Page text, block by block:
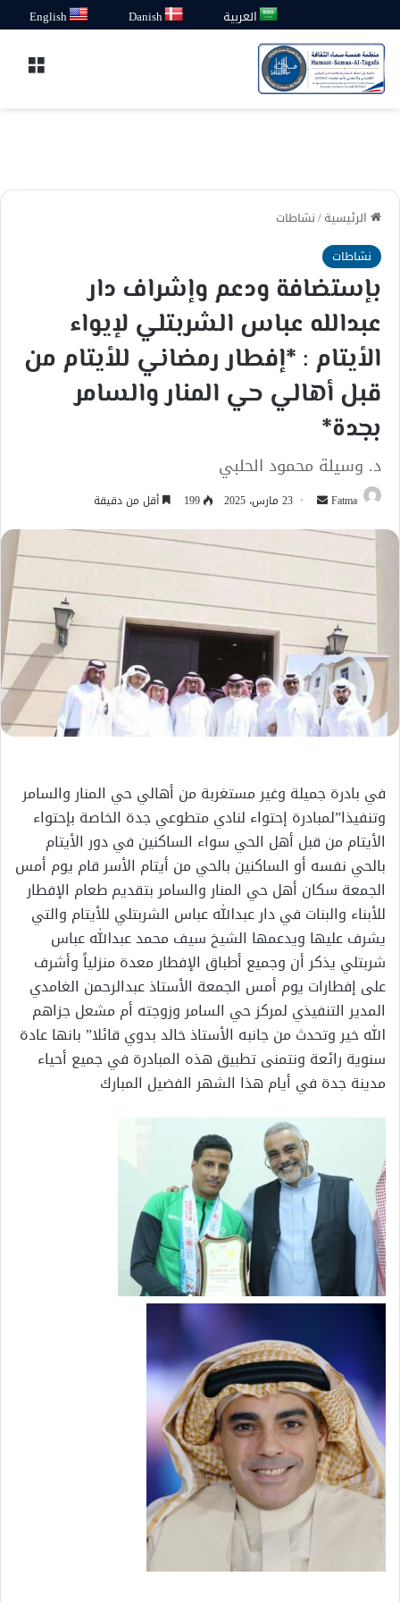
العربية Danish
English
الرئيسية/نشاطات
نشاطات
بإستضافة ودعم وإشراف دار
عبدالله عباس الشربتلي لإيواء
الأيتام : *إفطار رمضاني للأيتام من
قبل أهالي حي المنار والسامر
بجدة*
د. وسيلة محمود الحلبي
Fatma
أرسل 23 مارس، 2025 199 أقل من دقيقة
في بادرة جميلة وغير مستغربة من أهالي حي المنار والسامر
وتنفيذا”لمبادرة إحتواء لنادي متطوعي جدة الخاصة بإحتواء
الأيتام من قبل أهل الحي سواء الساكنين في دور الأيتام
بالحي نفسه أو الساكنين بالحي من أيتام الأسر قام يوم أمس
الجمعة سكان أهل حي المنار والسامر بتقديم طعام الإفطار
للأبناء والبنات في دار عبدالله عباس الشربتلي للأيتام والتي
يشرف عليها ويدعمها الشيخ سيف محمد عبدالله عباس
شربتلي يذكر أن وجميع أطباق الإفطار معدة منزلياً وأشرف
على إفطارات يوم أمس الجمعة الأستاذ عبدالرحمن الغامدي
المدير التنفيذي لمركز حي السامر وزوجته أم مشعل جزاهم
الله خير وتحدث من جانبه الأستاذ خالد بدوي قائلا” بانها عادة
سنوية رائعة ونتمنى تطبيق هذه المبادرة في جميع أحياء
مدينة جدة في أيام هذا الشهر الفضيل المبارك